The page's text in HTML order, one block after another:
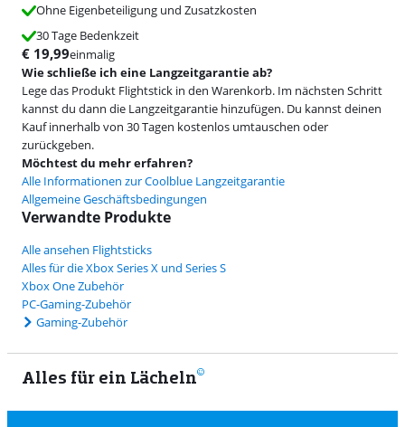
Ohne Eigenbeteiligung und Zusatzkosten
30 Tage Bedenkzeit
€ 19,99einmalig
Wie schließe ich eine Langzeitgarantie ab?
Lege das Produkt Flightstick in den Warenkorb. Im nächsten Schritt
kannst du dann die Langzeitgarantie hinzufügen. Du kannst deinen
Kauf innerhalb von 30 Tagen kostenlos umtauschen oder
zurückgeben.
Möchtest du mehr erfahren?
Alle Informationen zur Coolblue Langzeitgarantie
Allgemeine Geschäftsbedingungen
Verwandte Produkte
Alle ansehen Flightsticks
Alles für die Xbox Series X und Series S
Xbox One Zubehör
PC-Gaming-Zubehör
Gaming-Zubehör
Alles für ein Lächeln